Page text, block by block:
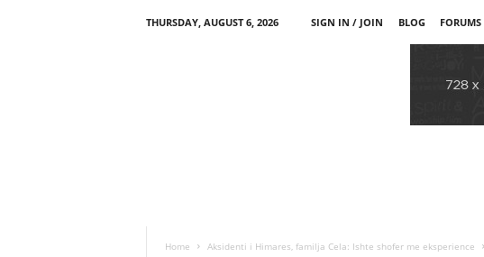
THURSDAY, AUGUST 6, 2026 SIGN IN / JOIN BLOG FORUMS
Home Aksidenti i Himares, familja Cela: Ishte shofer me eksperience